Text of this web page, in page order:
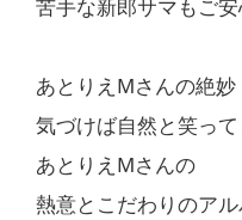
苦手な新郎サマもご
あとりえMさんの絶
気づけば自然と笑って
あとりえMさんの
熱意とこだわりのア